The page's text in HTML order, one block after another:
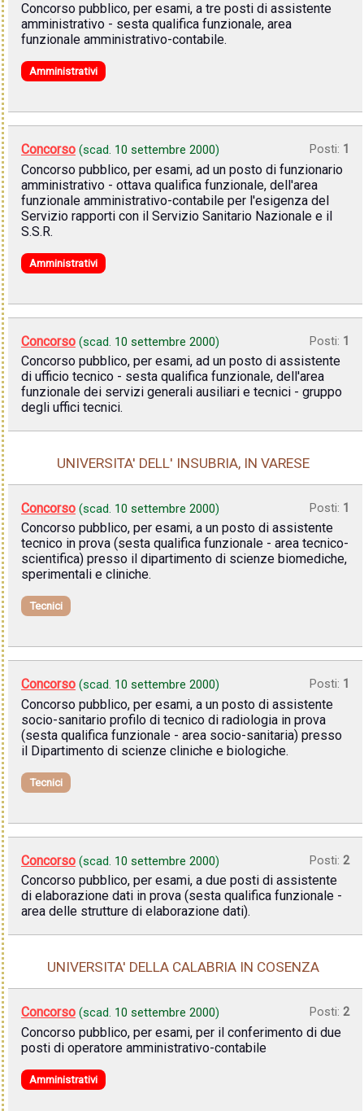
Concorso pubblico, per esami, a tre posti di assistente
amministrativo - sesta qualifica funzionale, area
funzionale amministrativo-contabile.
Amministrativi
Concorso (scad. 10 settembre 2000) Posti: 1
Concorso pubblico, per esami, ad un posto di funzionario
amministrativo - ottava qualifica funzionale, dell'area
funzionale amministrativo-contabile per l'esigenza del
Servizio rapporti con il Servizio Sanitario Nazionale e il
S.S.R.
Amministrativi
Concorso (scad. 10 settembre 2000) Posti: 1
Concorso pubblico, per esami, ad un posto di assistente
di ufficio tecnico - sesta qualifica funzionale, dell'area
funzionale dei servizi generali ausiliari e tecnici - gruppo
degli uffici tecnici.
UNIVERSITA' DELL' INSUBRIA, IN VARESE
Concorso (scad. 10 settembre 2000) Posti: 1
Concorso pubblico, per esami, a un posto di assistente
tecnico in prova (sesta qualifica funzionale - area tecnico-
scientifica) presso il dipartimento di scienze biomediche,
sperimentali e cliniche.
Tecnici
Concorso (scad. 10 settembre 2000) Posti: 1
Concorso pubblico, per esami, a un posto di assistente
socio-sanitario profilo di tecnico di radiologia in prova
(sesta qualifica funzionale - area socio-sanitaria) presso
il Dipartimento di scienze cliniche e biologiche.
Tecnici
Concorso (scad. 10 settembre 2000) Posti: 2
Concorso pubblico, per esami, a due posti di assistente
di elaborazione dati in prova (sesta qualifica funzionale -
area delle strutture di elaborazione dati).
UNIVERSITA' DELLA CALABRIA IN COSENZA
Concorso (scad. 10 settembre 2000) Posti: 2
Concorso pubblico, per esami, per il conferimento di due
posti di operatore amministrativo-contabile
Amministrativi